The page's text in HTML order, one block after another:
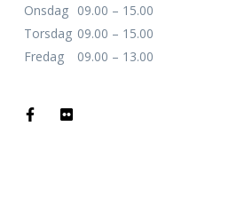
Onsdag 09.00 – 15.00
Torsdag 09.00 – 15.00
Fredag
09.00 – 13.00